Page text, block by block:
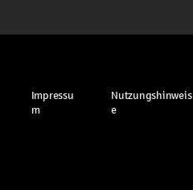
Impressu
m
Nutzungshinweis
e